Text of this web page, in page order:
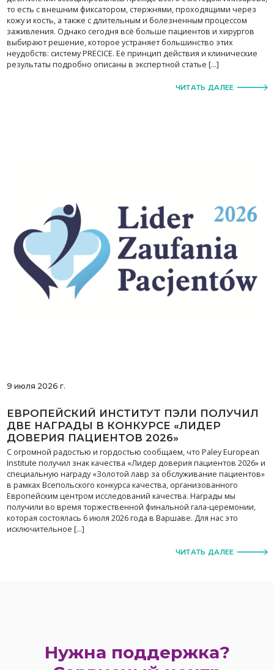
то есть с внешним фиксатором, стержнями, проходящими через
кожу и кость, а также с длительным и болезненным процессом
заживления. Однако сегодня всё больше пациентов и хирургов
выбирают решение, которое устраняет большинство этих
неудобств: систему PRECICE. Её принцип действия и клинические
результаты подробно описаны в экспертной статье […]
ЧИТАТЬ ДАЛЕЕ
9 июля 2026 г.
ЕВРОПЕЙСКИЙ ИНСТИТУТ ПЭЛИ ПОЛУЧИЛ
ДВЕ НАГРАДЫ В КОНКУРСЕ «ЛИДЕР
ДОВЕРИЯ ПАЦИЕНТОВ 2026»
С огромной радостью и гордостью сообщаем, что Paley European
Institute получил знак качества «Лидер доверия пациентов 2026» и
специальную награду «Золотой лавр за обслуживание пациентов»
в рамках Всепольского конкурса качества, организованного
Европейским центром исследований качества. Награды мы
получили во время торжественной финальной гала-церемонии,
которая состоялась 6 июля 2026 года в Варшаве. Для нас это
исключительное […]
ЧИТАТЬ ДАЛЕЕ
Нужна поддержка?